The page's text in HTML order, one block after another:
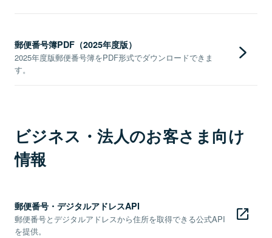
郵便番号簿PDF（2025年度版）
2025年度版郵便番号簿をPDF形式でダウンロードできま
す。
ビジネス・法人のお客さま向け
情報
郵便番号・デジタルアドレスAPI
郵便番号とデジタルアドレスから住所を取得できる公式API
を提供。